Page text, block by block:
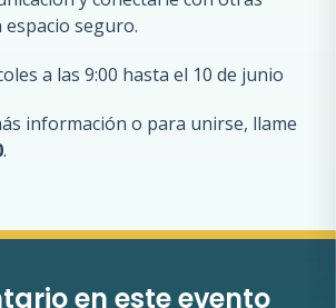
seguro.
a las 9:00 hasta el 10 de junio
información o para unirse, llame
.
en este evento